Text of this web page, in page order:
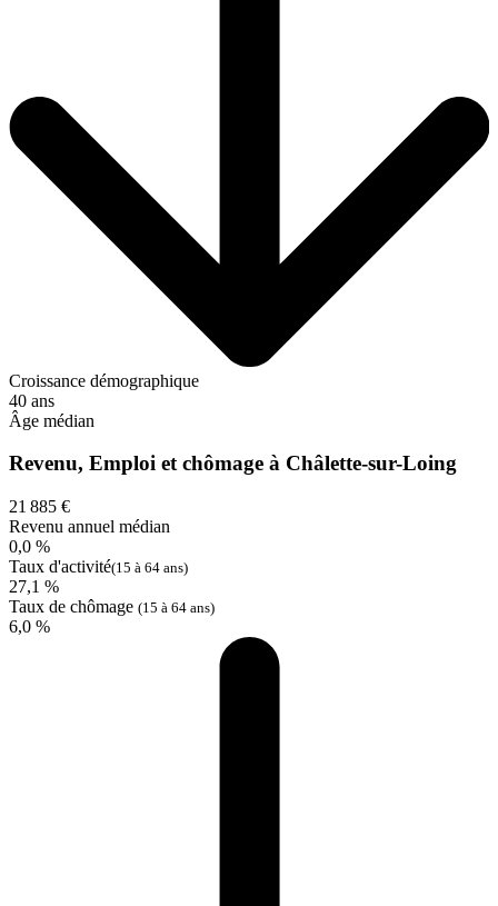
Croissance démographique
40 ans
Âge médian
Revenu, Emploi et chômage à Châlette-sur-Loing
21 885 €
Revenu annuel médian
0,0 %
Taux d'activité(15 à 64 ans)
27,1 %
Taux de chômage (15 à 64 ans)
6,0 %